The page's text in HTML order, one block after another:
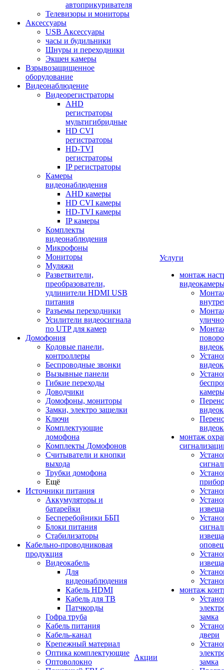
автоприкуривателя
Телевизоры и мониторы
Аксессуары
USB Аксессуары
часы и будильники
Шнуры и переходники
Экшен камеры
Взрывозащищенное
оборудование
Видеонаблюдение
Видеорегистраторы
AHD
регистраторы
мультигибридные
HD CVI
регистраторы
HD-TVI
регистраторы
IP регистраторы
Камеры
видеонаблюдения
AHD камеры
HD CVI камеры
HD-TVI камеры
IP камеры
Комплекты
видеонаблюдения
Микрофоны
Мониторы
Муляжи
Разветвители,
преобразователи,
удлинители HDMI USB
питания
Разъемы переходники
Усилители видеосигнала
по UTP для камер
Домофония
Кодовые панели,
контроллеры
Беспроводные звонки
Вызывные панели
Гибкие переходы
Доводчики
Домофоны, мониторы
Замки, электро защелки
Ключи
Комплектующие
домофона
Комплекты Домофонов
Считыватели и кнопки
выхода
Трубки домофона
Ещё
Источники питания
Аккумуляторы и
батарейки
Бесперебойники ББП
Блоки питания
Стабилизаторы
Кабельно-проводниковая
продукция
Видеокабель
Для
видеонаблюдения
Кабель HDMI
Кабель для ТВ
Патчкорды
Гофра труба
Кабель питания
Кабель-канал
Крепежный материал
Оптика комплектующие
Оптоволокно
Акции
Услуги
монтаж
монтаж
монтаж
замка
двери
замка